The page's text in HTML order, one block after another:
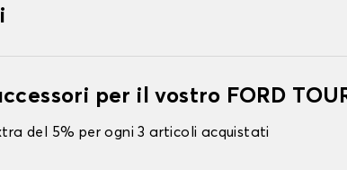
per il vostro FORD
del 5% per ogni 3 articoli acquistati